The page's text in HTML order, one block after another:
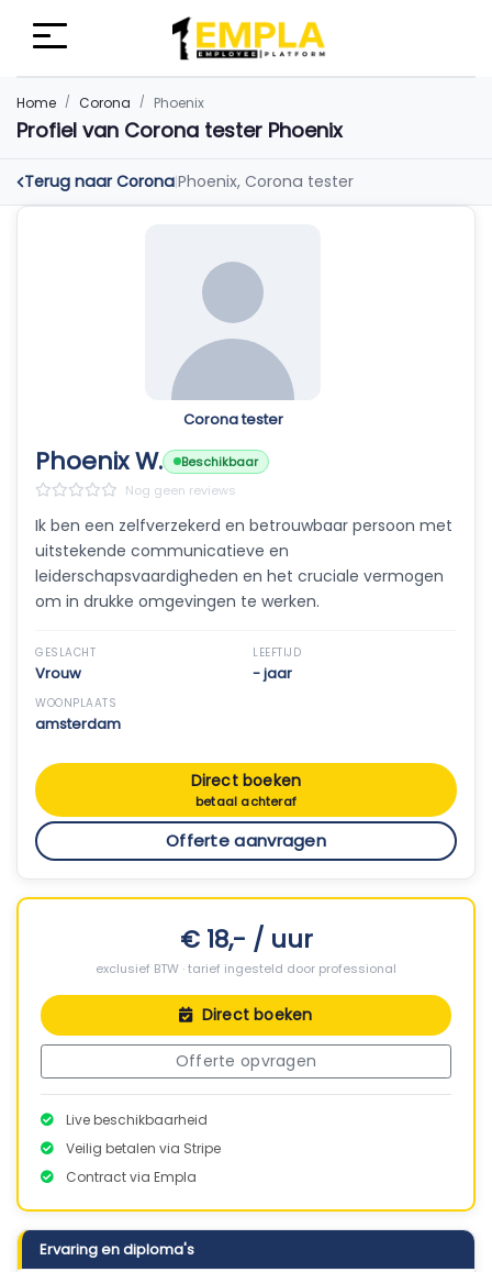
Home Corona Phoenix
Profiel van Corona tester Phoenix
Terug naar Corona|Phoenix, Corona tester
Corona tester
Phoenix W.
Beschikbaar
Nog geen reviews
Ik ben een zelfverzekerd en betrouwbaar persoon met
uitstekende communicatieve en
leiderschapsvaardigheden en het cruciale vermogen
om in drukke omgevingen te werken.
GESLACHT
Vrouw
LEEFTIJD
- jaar
WOONPLAATS
amsterdam
Direct boeken
betaal achteraf
Offerte aanvragen
€ 18,- / uur
exclusief BTW · tarief ingesteld door professional
Direct boeken
Offerte opvragen
Live beschikbaarheid
Veilig betalen via Stripe
Contract via Empla
Ervaring en diploma's